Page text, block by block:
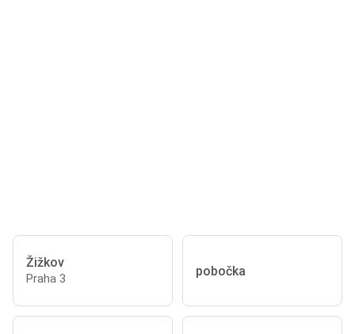
Žižkov
Praha 3 pobočka